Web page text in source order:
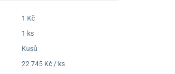
1 Kč
1 ks
Kusů
22 745 Kč / ks